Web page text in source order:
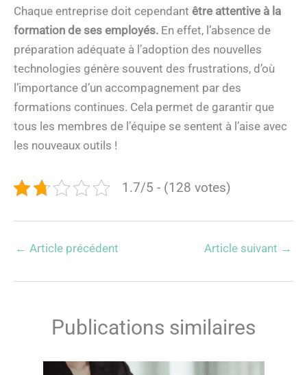
Chaque entreprise doit cependant être attentive à la
formation de ses employés. En effet, l’absence de
préparation adéquate à l’adoption des nouvelles
technologies génère souvent des frustrations, d’où
l’importance d’un accompagnement par des
formations continues. Cela permet de garantir que
tous les membres de l’équipe se sentent à l’aise avec
les nouveaux outils !
1.7/5 - (128 votes)
← Article précédent Article suivant →
Publications similaires